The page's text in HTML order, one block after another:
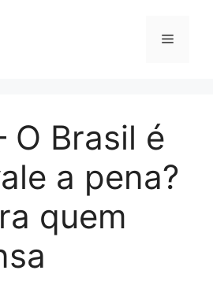
Menu
Brasil é
a pena?
quem